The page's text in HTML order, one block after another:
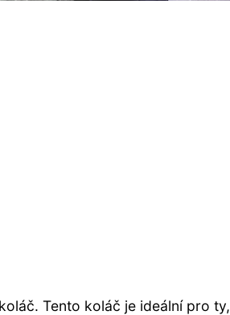
Tento koláč je ideální pro ty,